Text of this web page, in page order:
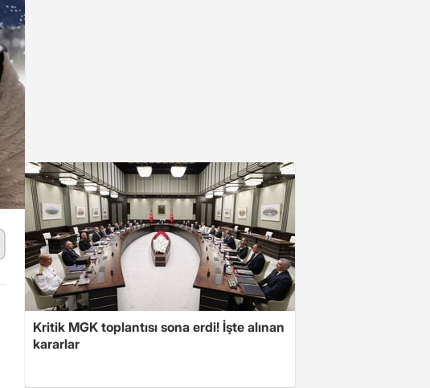
Kritik MGK toplantısı sona erdi! İşte alınan
kararlar